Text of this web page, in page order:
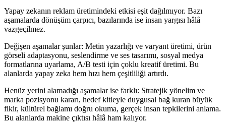
Yapay zekanın reklam üretimindeki etkisi eşit dağılmıyor. Bazı
aşamalarda dönüşüm çarpıcı, bazılarında ise insan yargısı hâlâ
vazgeçilmez.
Değişen aşamalar şunlar: Metin yazarlığı ve varyant üretimi, ürün
görseli adaptasyonu, seslendirme ve ses tasarımı, sosyal medya
formatlarına uyarlama, A/B testi için çoklu kreatif üretimi. Bu
alanlarda yapay zeka hem hızı hem çeşitliliği artırdı.
Henüz yerini alamadığı aşamalar ise farklı: Stratejik yönelim ve
marka pozisyonu kararı, hedef kitleyle duygusal bağ kuran büyük
fikir, kültürel bağlamı doğru okuma, gerçek insan tepkilerini anlama.
Bu alanlarda makine çıktısı hâlâ ham kalıyor.